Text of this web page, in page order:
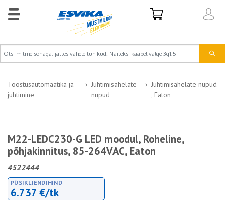
Tööstusautomaatika ja
juhtimine
Juhtimisahelate
nupud
Juhtimisahelate nupud
, Eaton
M22-LEDC230-G LED moodul, Roheline,
põhjakinnitus, 85-264VAC, Eaton
4522444
PÜSIKLIENDIHIND
6.737 €/tk